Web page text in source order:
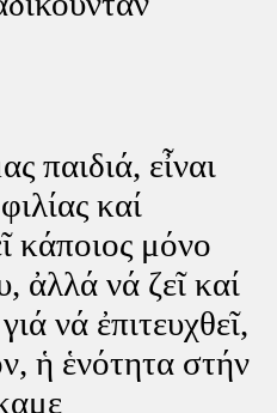
παιδιά, εἶναι
καί
κάποιος μόνο
ἀλλά νά ζεῖ καί
νά ἐπιτευχθεῖ,
ἡ ἑνότητα στήν